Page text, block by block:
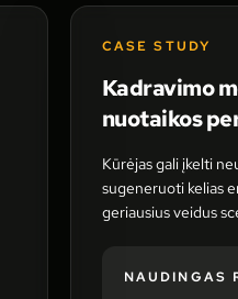
CASE STUDY
Kadravimo
nuotaikos
Kūrėjas gali įkelti
sugeneruoti kelias
geriausius veidus
NAUDINGAS